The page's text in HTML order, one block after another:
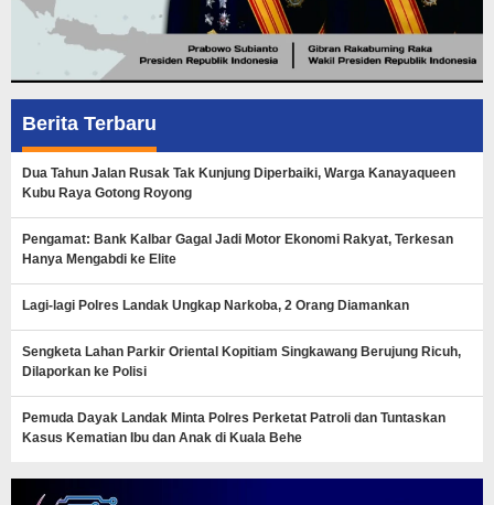
Berita Terbaru
Dua Tahun Jalan Rusak Tak Kunjung Diperbaiki, Warga Kanayaqueen
Kubu Raya Gotong Royong
Pengamat: Bank Kalbar Gagal Jadi Motor Ekonomi Rakyat, Terkesan
Hanya Mengabdi ke Elite
Lagi-lagi Polres Landak Ungkap Narkoba, 2 Orang Diamankan
Sengketa Lahan Parkir Oriental Kopitiam Singkawang Berujung Ricuh,
Dilaporkan ke Polisi
Pemuda Dayak Landak Minta Polres Perketat Patroli dan Tuntaskan
Kasus Kematian Ibu dan Anak di Kuala Behe